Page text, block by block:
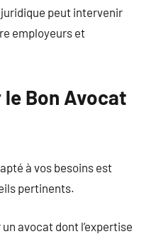
peut intervenir
employeurs et
Bon Avocat
à vos besoins est
pertinents.
avocat dont l’expertise